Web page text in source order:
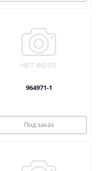
964971-1
Под заказ